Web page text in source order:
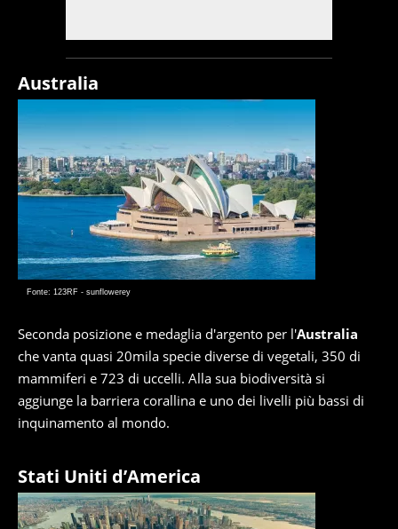
Australia
Fonte: 123RF - sunflowerey
Seconda posizione e medaglia d'argento per l'Australia
che vanta quasi 20mila specie diverse di vegetali, 350 di
mammiferi e 723 di uccelli. Alla sua biodiversità si
aggiunge la barriera corallina e uno dei livelli più bassi di
inquinamento al mondo.
Stati Uniti d’America